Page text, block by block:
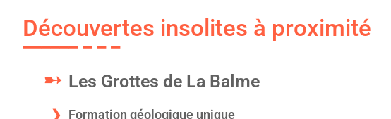
Découvertes insolites à proximité
Les Grottes de La Balme
Formation géologique unique